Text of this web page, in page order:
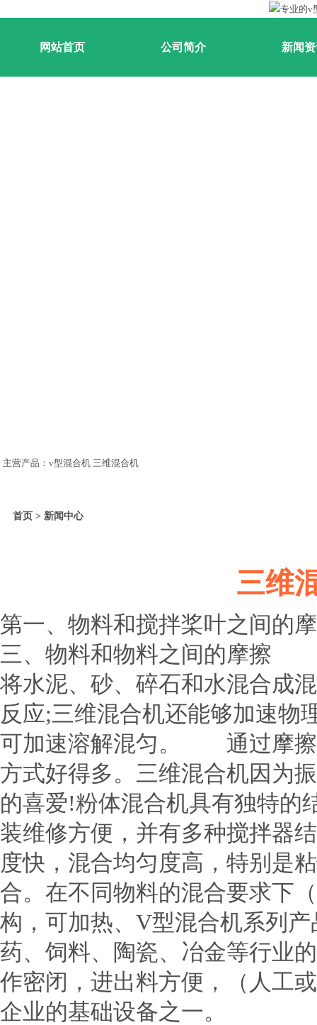
网站首页 公司简介 新闻
主营产品：v型混合机 三维混合机
首页 > 新闻中心
三维
第一、物料和搅拌桨叶之间
三、物料和物料之间的摩擦
将水泥、砂、碎石和水混合成
反应;三维混合机还能够加速物
可加速溶解混匀。 通过摩擦
方式好得多。三维混合机因为
的喜爱!粉体混合机具有独特的
装维修方便，并有多种搅拌器
度快，混合均匀度高，特别是
合。在不同物料的混合要求下
构，可加热、V型混合机系列
药、饲料、陶瓷、冶金等行业
作密闭，进出料方便，（人工
企业的基础设备之一。